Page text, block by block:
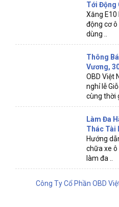
Tới Động
Xăng
động cơ
dùng ..
Thông
Vương,
OBD Việt
nghỉ lễ
cùng thời
Làm Đa
Thác Tài
Hướng
chữa xe ô
làm đa ..
Công Ty Cổ Phần OBD